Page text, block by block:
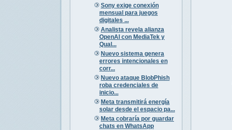
Sony exige conexión
mensual para juegos
digitales ...
Analista revela alianza
OpenAI con MediaTek y
Qual...
Nuevo sistema genera
errores intencionales en
corr...
Nuevo ataque BlobPhish
roba credenciales de
inicio...
Meta transmitirá energía
solar desde el espacio pa...
Meta cobraría por guardar
chats en WhatsApp